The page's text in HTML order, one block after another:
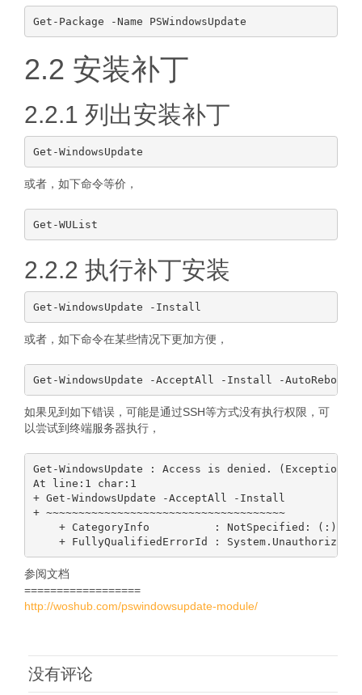
2.2 安装补丁
2.2.1 列出安装补丁
或者，如下命令等价，
2.2.2 执行补丁安装
或者，如下命令在某些情况下更加方便，
如果见到如下错误，可能是通过SSH等方式没有执行权限，可
以尝试到终端服务器执行，
Get-WindowsUpdate : Access is denied. (Exception from
At line:1 char:1
+ Get-WindowsUpdate -AcceptAll -Install
+ ~~~~~~~~~~~~~~~~~~~~~~~~~~~~~~~~~~~~~
+ CategoryInfo          : NotSpecified: (:)
参阅文档
==================
http://woshub.com/pswindowsupdate-module/
没有评论